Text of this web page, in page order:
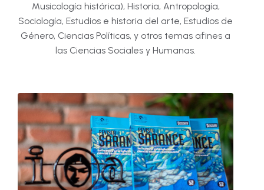
Musicología histórica), Historia, Antropología,
Sociología, Estudios e historia del arte, Estudios de
Género, Ciencias Políticas, y otros temas afines a
las Ciencias Sociales y Humanas.